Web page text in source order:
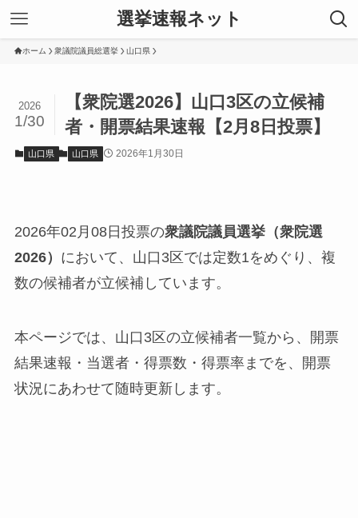
選挙速報ネット
ホーム 衆議院議員総選挙 山口県
【衆院選2026】山口3区の立候補
者・開票結果速報【2月8日投票】
2026
1/30
山口県 山口県 2026年1月30日
2026年02月08日投票の衆議院議員選挙（衆院選
2026） において、山口3区では定数1をめぐり、複
数の候補者が立候補しています。
本ページでは、山口3区の立候補者一覧から、開票
結果速報・当選者・得票数・得票率までを、開票
状況にあわせて随時更新します。